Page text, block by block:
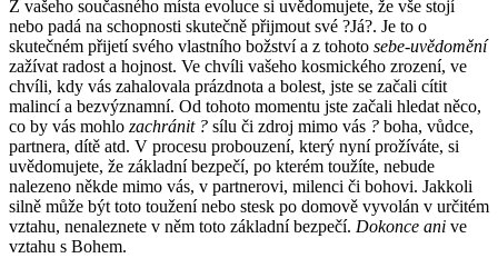
Z vašeho současného místa evoluce si uvědomujete, že vše stojí
nebo padá na schopnosti skutečně přijmout své ?Já?. Je to o
skutečném přijetí svého vlastního božství a z tohoto sebe-uvědomění
zažívat radost a hojnost. Ve chvíli vašeho kosmického zrození, ve
chvíli, kdy vás zahalovala prázdnota a bolest, jste se začali cítit
malincí a bezvýznamní. Od tohoto momentu jste začali hledat něco,
co by vás mohlo zachránit ? sílu či zdroj mimo vás ? boha, vůdce,
partnera, dítě atd. V procesu probouzení, který nyní prožíváte, si
uvědomujete, že základní bezpečí, po kterém toužíte, nebude
nalezeno někde mimo vás, v partnerovi, milenci či bohovi. Jakkoli
silně může být toto toužení nebo stesk po domově vyvolán v určitém
vztahu, nenaleznete v něm toto základní bezpečí. Dokonce ani ve
vztahu s Bohem.